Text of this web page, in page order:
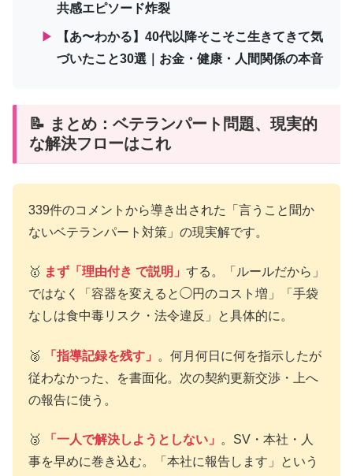
共感エピソード炸裂
▶
【あ〜わかる】40代以降そこそこ生きてきて気
づいたこと30選｜お金・健康・人間関係の本音
📝 まとめ：ベテランパート問題、現実的
な解決フローはこれ
339件のコメントから導き出された「言うこと聞か
ないベテランパート対策」の現実解です。
🥇 まず「理由付き で説明」 する。「ルールだから」
ではなく「容器を変えると◯円のコスト増」「手袋
なしは食中毒リスク・法令違反」と具体的に。
🥈 「指導記録を残す」
。何月何日に何を指示したが
従わなかった、を書面化。次の契約更新交渉・上へ
の報告に使う。
🥉 「一人で解決しようとしない」
。SV・本社・人
事を早めに巻き込む。「本社に報告します」という